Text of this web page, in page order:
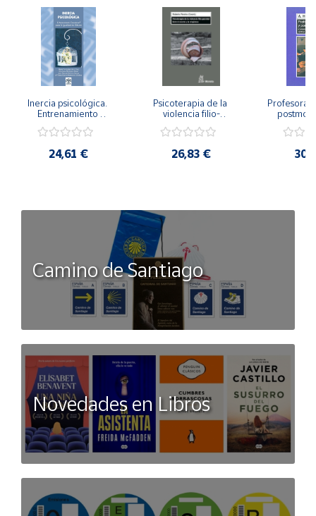
Inercia psicológica.
Entrenamiento
Igualdad de Género.
24,61 €
Psicoterapia de la
violencia filio-
secreto y la
26,83 €
Camino de Santiago
Novedades en Libros